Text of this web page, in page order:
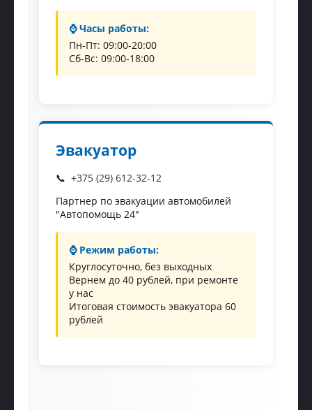
⌚ Часы работы:
Пн-Пт: 09:00-20:00
Сб-Вс: 09:00-18:00
Эвакуатор
+375 (29) 612-32-12
Партнер по эвакуации автомобилей
"Автопомощь 24"
⌚ Режим работы:
Круглосуточно, без выходных
Вернем до 40 рублей, при ремонте
у нас
Итоговая стоимость эвакуатора 60
рублей